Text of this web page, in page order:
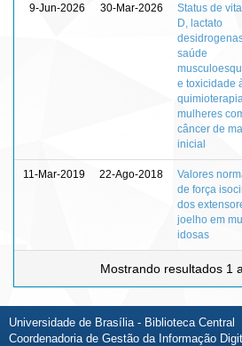
9-Jun-2026 30-Mar-2026
Status de
D, lactato
saúde
e toxicidade
mulheres
câncer de
inicial
11-Mar-2019 22-Ago-2018
Valores
de força
dos
joelho em
idosas
Mostrando resultados 1
Universidade de Brasília - Biblioteca Central
Coordenadoria de Gestão da Informação